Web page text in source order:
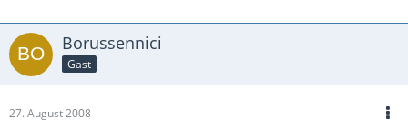
Borussennici
Gast
27. August 2008